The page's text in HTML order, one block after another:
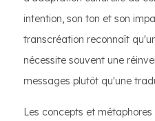
intention, son ton et son
transcréation reconnaît
nécessite souvent une
messages plutôt qu'une
Les concepts et